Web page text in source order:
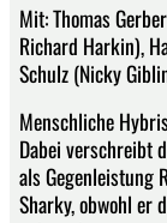
Mit: Thomas
Richard Harkin),
Schulz (Nicky
Menschliche
Dabei verschreibt
als Gegenleistung
Sharky, obwohl er